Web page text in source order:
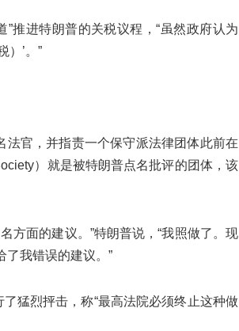
推进特朗普的关税议程，“虽然政府认为
）’。”
官，并指责一个保守派法律团体此前在
）就是被特朗普点名批评的团体，该
方面的建议。”特朗普说，“我照做了。现
了我错误的建议。”
猛烈抨击，称“最高法院必须终止这种做